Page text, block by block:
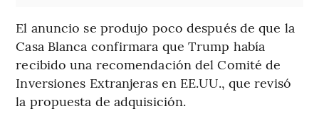
El anuncio se produjo poco después de que la
Casa Blanca confirmara que Trump había
recibido una recomendación del Comité de
Inversiones Extranjeras en EE.UU., que revisó
la propuesta de adquisición.